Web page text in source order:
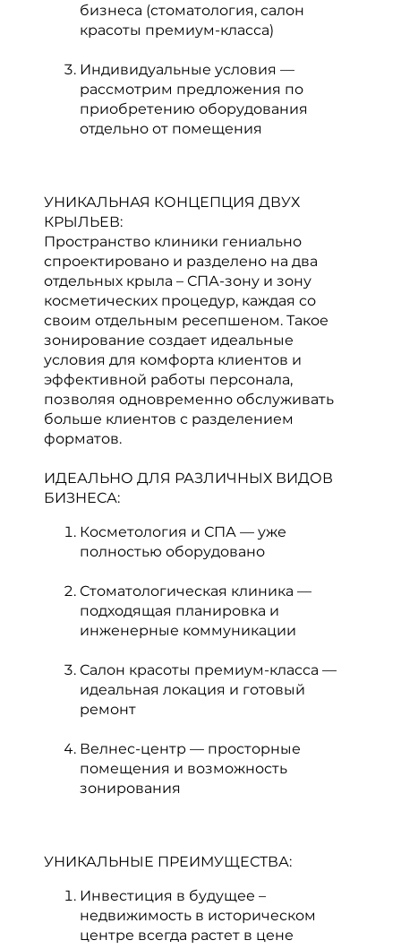
бизнеса (стоматология, салон
красоты премиум-класса)
Индивидуальные условия —
рассмотрим предложения по
приобретению оборудования
отдельно от помещения
УНИКАЛЬНАЯ КОНЦЕПЦИЯ ДВУХ
КРЫЛЬЕВ:
Пространство клиники гениально
спроектировано и разделено на два
отдельных крыла – СПА-зону и зону
косметических процедур, каждая со
своим отдельным ресепшеном. Такое
зонирование создает идеальные
условия для комфорта клиентов и
эффективной работы персонала,
позволяя одновременно обслуживать
больше клиентов с разделением
форматов.
ИДЕАЛЬНО ДЛЯ РАЗЛИЧНЫХ ВИДОВ
БИЗНЕСА:
Косметология и СПА — уже
полностью оборудовано
Стоматологическая клиника —
подходящая планировка и
инженерные коммуникации
Салон красоты премиум-класса —
идеальная локация и готовый
ремонт
Велнес-центр — просторные
помещения и возможность
зонирования
УНИКАЛЬНЫЕ ПРЕИМУЩЕСТВА:
Инвестиция в будущее –
недвижимость в историческом
центре всегда растет в цене